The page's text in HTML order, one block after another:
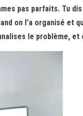
pas parfaits. Tu
on l’a organisé et
le problème, et